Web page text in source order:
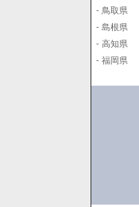
- 鳥取県
- 島根県
- 高知県
- 福岡県